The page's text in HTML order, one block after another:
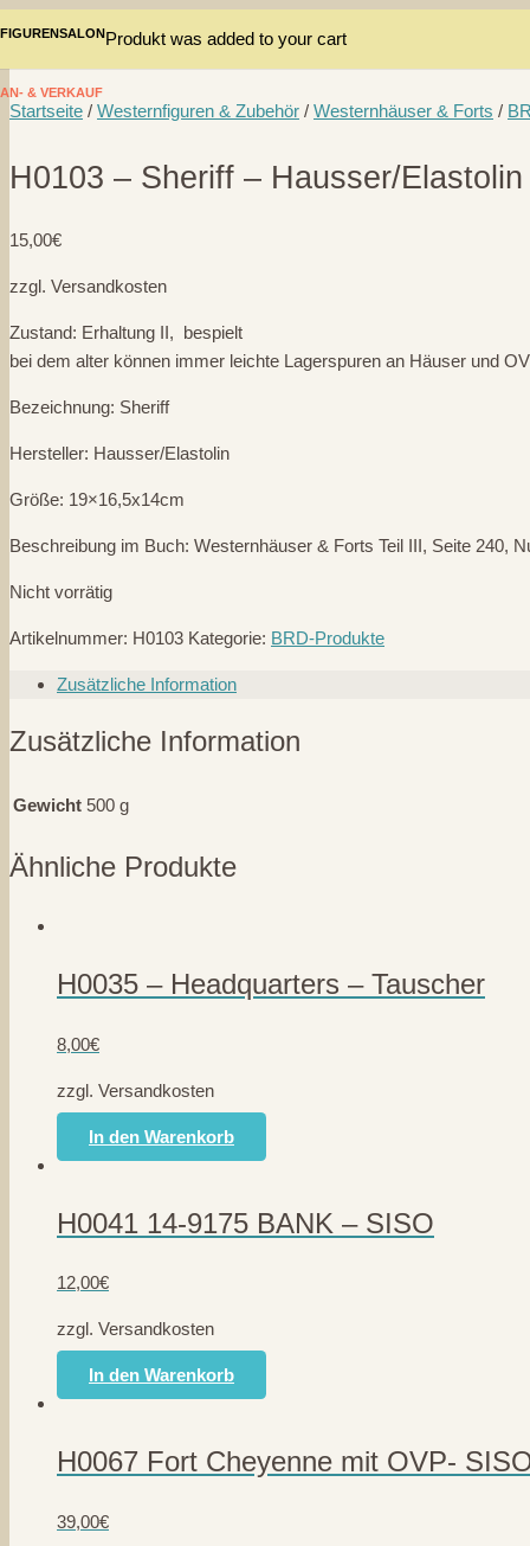
FIGURENSALON
AN- & VERKAUF
Produkt was added to your cart
Startseite / Westernfiguren & Zubehör / Westernhäuser & Forts /
H0103 – Sheriff – Hausser/Elastolin
15,00€
zzgl. Versandkosten
Zustand: Erhaltung II, bespielt
bei dem alter können immer leichte Lagerspuren an Häuser und
Bezeichnung: Sheriff
Hersteller: Hausser/Elastolin
Größe: 19×16,5x14cm
Beschreibung im Buch: Westernhäuser & Forts Teil III, Seite 240,
Nicht vorrätig
Artikelnummer: H0103 Kategorie: BRD-Produkte
Zusätzliche Information
Zusätzliche Information
Gewicht 500 g
Ähnliche Produkte
H0035 – Headquarters – Tauscher
8,00€
zzgl. Versandkosten
In den Warenkorb
H0041 14-9175 BANK – SISO
12,00€
zzgl. Versandkosten
In den Warenkorb
H0067 Fort Cheyenne mit OVP-
39,00€